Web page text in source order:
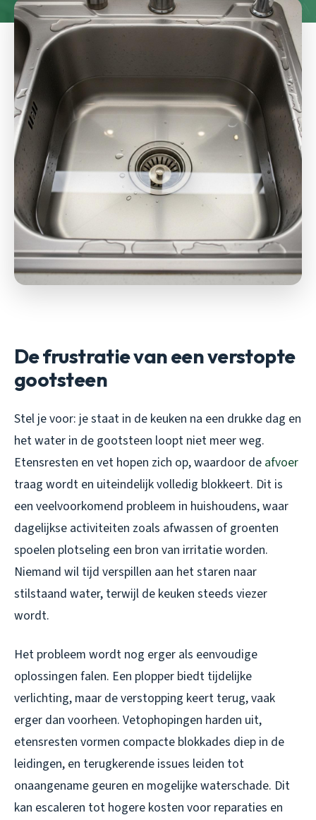
De frustratie van een verstopte
gootsteen
Stel je voor: je staat in de keuken na een drukke dag en
het water in de gootsteen loopt niet meer weg.
Etensresten en vet hopen zich op, waardoor de afvoer
traag wordt en uiteindelijk volledig blokkeert. Dit is
een veelvoorkomend probleem in huishoudens, waar
dagelijkse activiteiten zoals afwassen of groenten
spoelen plotseling een bron van irritatie worden.
Niemand wil tijd verspillen aan het staren naar
stilstaand water, terwijl de keuken steeds viezer
wordt.
Het probleem wordt nog erger als eenvoudige
oplossingen falen. Een plopper biedt tijdelijke
verlichting, maar de verstopping keert terug, vaak
erger dan voorheen. Vetophopingen harden uit,
etensresten vormen compacte blokkades diep in de
leidingen, en terugkerende issues leiden tot
onaangename geuren en mogelijke waterschade. Dit
kan escaleren tot hogere kosten voor reparaties en